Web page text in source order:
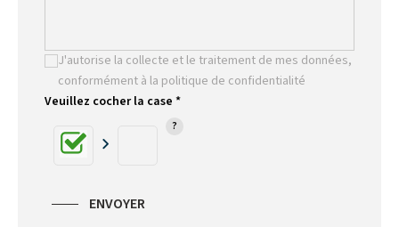
J'autorise la collecte et le traitement de mes données,
conformément à la politique de confidentialité
Veuillez cocher la case *
ENVOYER